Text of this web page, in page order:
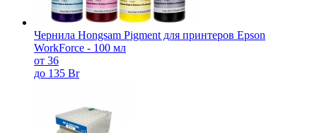
Чернила Hongsam Pigment для принтеров Epson
WorkForce - 100 мл
от 36
до 135 Br